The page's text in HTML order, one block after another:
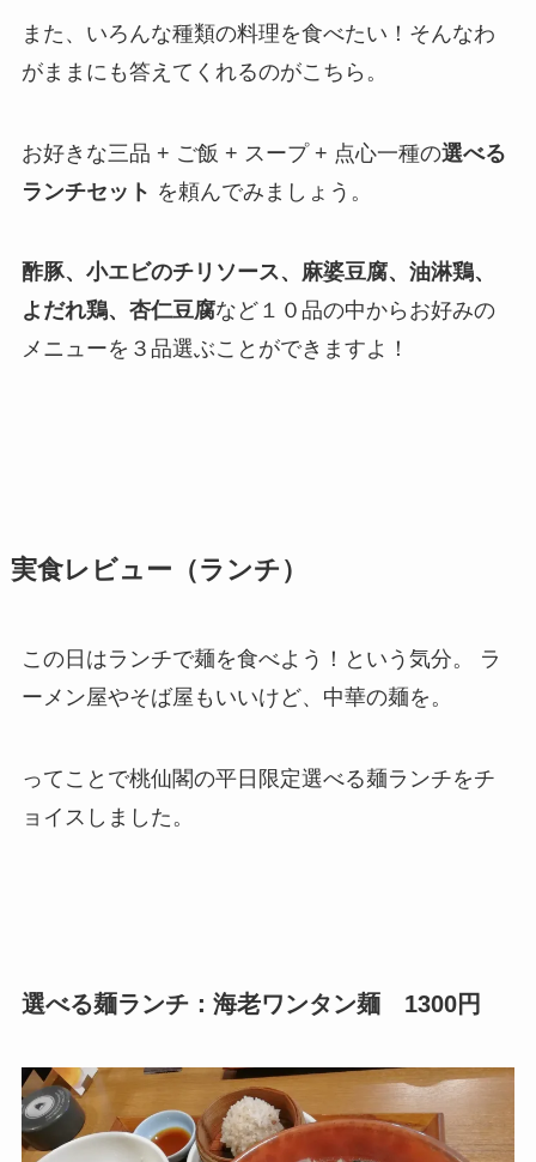
また、いろんな種類の料理を食べたい！そんなわ
がままにも答えてくれるのがこちら。
お好きな三品 + ご飯 + スープ + 点心一種の選べる
ランチセット を頼んでみましょう。
酢豚、小エビのチリソース、麻婆豆腐、油淋鶏、
よだれ鶏、杏仁豆腐など１０品の中からお好みの
メニューを３品選ぶことができますよ！
実食レビュー（ランチ）
この日はランチで麺を食べよう！という気分。 ラ
ーメン屋やそば屋もいいけど、中華の麺を。
ってことで桃仙閣の平日限定選べる麺ランチをチ
ョイスしました。
選べる麺ランチ：海老ワンタン麺 1300円